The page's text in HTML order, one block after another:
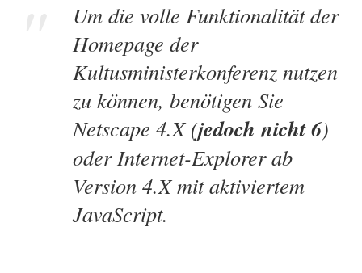
Um die volle Funktionalität der
Homepage der
Kultusministerkonferenz nutzen
zu können, benötigen Sie
Netscape 4.X (jedoch nicht 6)
oder Internet-Explorer ab
Version 4.X mit aktiviertem
JavaScript.